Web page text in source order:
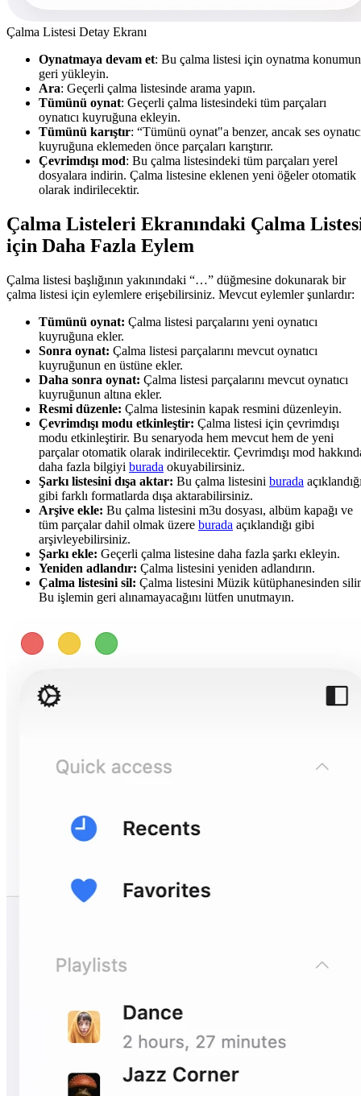
Çalma Listesi Detay Ekranı
Oynatmaya devam et: Bu çalma listesi için oynatma
geri yükleyin.
Ara: Geçerli çalma listesinde arama yapın.
Tümünü oynat: Geçerli çalma listesindeki tüm parçaları
oynatıcı kuyruğuna ekleyin.
Tümünü karıştır: “Tümünü oynat"a benzer, ancak ses
kuyruğuna eklemeden önce parçaları karıştırır.
Çevrimdışı mod: Bu çalma listesindeki tüm parçaları yerel
dosyalara indirin. Çalma listesine eklenen yeni öğeler otomatik
olarak indirilecektir.
Çalma Listeleri Ekranındaki Çalma
için Daha Fazla Eylem
Çalma listesi başlığının yakınındaki “…” düğmesine dokunarak bir
çalma listesi için eylemlere erişebilirsiniz. Mevcut eylemler şunlardır:
Tümünü oynat: Çalma listesi parçalarını yeni oynatıcı
kuyruğuna ekler.
Sonra oynat: Çalma listesi parçalarını mevcut oynatıcı
kuyruğunun en üstüne ekler.
Daha sonra oynat: Çalma listesi parçalarını mevcut oynatıcı
kuyruğunun altına ekler.
Resmi düzenle: Çalma listesinin kapak resmini düzenleyin.
Çevrimdışı modu etkinleştir: Çalma listesi için çevrimdışı
modu etkinleştirir. Bu senaryoda hem mevcut hem de yeni
parçalar otomatik olarak indirilecektir. Çevrimdışı mod
daha fazla bilgiyi burada okuyabilirsiniz.
Şarkı listesini dışa aktar: Bu çalma listesini burada
gibi farklı formatlarda dışa aktarabilirsiniz.
Arşive ekle: Bu çalma listesini m3u dosyası, albüm kapağı ve
tüm parçalar dahil olmak üzere burada açıklandığı gibi
arşivleyebilirsiniz.
Şarkı ekle: Geçerli çalma listesine daha fazla şarkı ekleyin.
Yeniden adlandır: Çalma listesini yeniden adlandırın.
Çalma listesini sil: Çalma listesini Müzik kütüphanesinden
Bu işlemin geri alınamayacağını lütfen unutmayın.